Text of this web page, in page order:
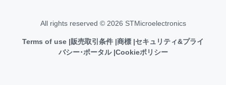
All rights reserved © 2026 STMicroelectronics
Terms of use 販売取引条件 商標 セキュリティ&プライ
バシー･ポータル Cookieポリシー